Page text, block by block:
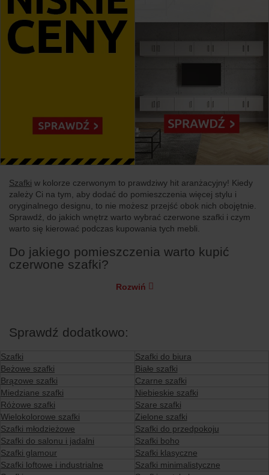
Szafki w kolorze czerwonym to prawdziwy hit aranżacyjny! Kiedy
zależy Ci na tym, aby dodać do pomieszczenia więcej stylu i
oryginalnego designu, to nie możesz przejść obok nich obojętnie.
Sprawdź, do jakich wnętrz warto wybrać czerwone szafki i czym
warto się kierować podczas kupowania tych mebli.
Do jakiego pomieszczenia warto kupić
czerwone szafki?
Rozwiń
Sprawdź dodatkowo:
Szafki
Szafki do biura
Beżowe szafki
Białe szafki
Brązowe szafki
Czarne szafki
Miedziane szafki
Niebieskie szafki
Różowe szafki
Szare szafki
Wielokolorowe szafki
Zielone szafki
Szafki młodzieżowe
Szafki do przedpokoju
Szafki do salonu i jadalni
Szafki boho
Szafki glamour
Szafki klasyczne
Szafki loftowe i industrialne
Szafki minimalistyczne